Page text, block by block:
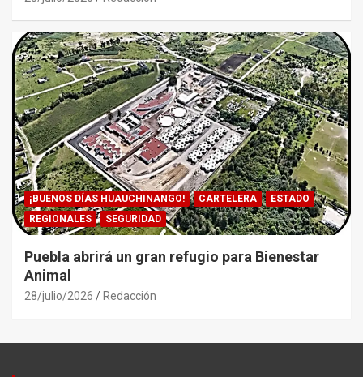
¡BUENOS DÍAS HUAUCHINANGO! CARTELERA
ESTADO
REGIONALES
SEGURIDAD
Puebla abrirá un gran refugio para Bienestar
Animal
28/julio/2026 Redacción